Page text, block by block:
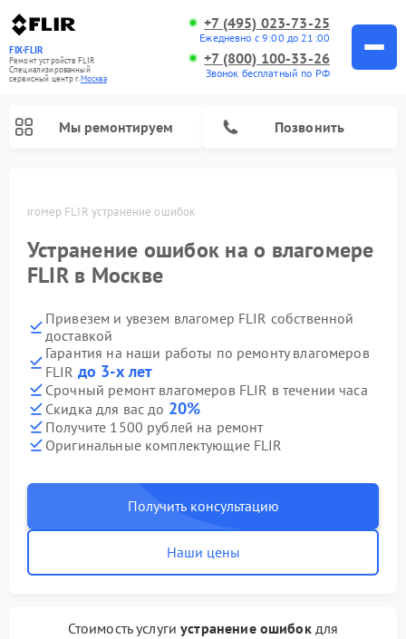
FIX-FLIR
Ремонт устройств FLIR
Специализированный
cервисный центр г.Москва
+7 (495) 023-73-25
Ежедневно с 9:00 до 21:00
+7 (800) 100-33-26
Звонок бесплатный по РФ
Мы ремонтируем Позвонить
Влагомер FLIR устранение ошибок
Устранение ошибок на о влагомере
FLIR в Москве
Привезем и увезем влагомер FLIR собственной
доставкой
Гарантия на наши работы по ремонту влагомеров
FLIR до 3-х лет
Срочный ремонт влагомеров FLIR в течении часа
Скидка для вас до 20%
Получите 1500 рублей на ремонт
Оригинальные комплектующие FLIR
Получить консультацию
Наши цены
Стоимость услугиустранение ошибокдля